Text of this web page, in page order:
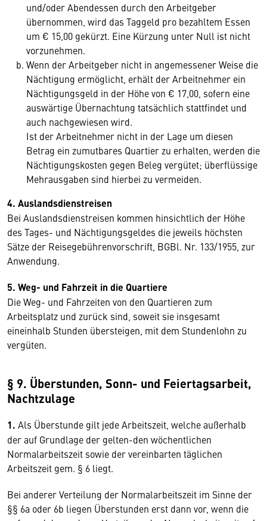
und/oder Abendessen durch den Arbeitgeber
übernommen, wird das Taggeld pro bezahltem Essen
um € 15,00 gekürzt. Eine Kürzung unter Null ist nicht
vorzunehmen.
Wenn der Arbeitgeber nicht in angemessener Weise die
Nächtigung ermöglicht, erhält der Arbeitnehmer ein
Nächtigungsgeld in der Höhe von € 17,00, sofern eine
auswärtige Übernachtung tatsächlich stattfindet und
auch nachgewiesen wird.
Ist der Arbeitnehmer nicht in der Lage um diesen
Betrag ein zumutbares Quartier zu erhalten, werden die
Nächtigungskosten gegen Beleg vergütet; überflüssige
Mehrausgaben sind hierbei zu vermeiden.
4. Auslandsdienstreisen
Bei Auslandsdienstreisen kommen hinsichtlich der Höhe
des Tages- und Nächtigungsgeldes die jeweils höchsten
Sätze der Reisegebührenvorschrift, BGBl. Nr. 133/1955, zur
Anwendung.
5. Weg- und Fahrzeit in die Quartiere
Die Weg- und Fahrzeiten von den Quartieren zum
Arbeitsplatz und zurück sind, soweit sie insgesamt
eineinhalb Stunden übersteigen, mit dem Stundenlohn zu
vergüten.
§ 9. Überstunden, Sonn- und Feiertagsarbeit,
Nachtzulage
1. Als Überstunde gilt jede Arbeitszeit, welche außerhalb
der auf Grundlage der gelten-den wöchentlichen
Normalarbeitszeit sowie der vereinbarten täglichen
Arbeitszeit gem. § 6 liegt.
Bei anderer Verteilung der Normalarbeitszeit im Sinne der
§§ 6a oder 6b liegen Überstunden erst dann vor, wenn die